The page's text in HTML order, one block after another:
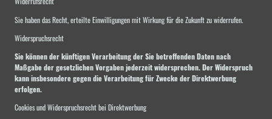
Sie haben das Recht, erteilte Einwilligungen mit Wirkung für die Zukunft zu widerrufen.
Widerspruchsrecht
Sie können der künftigen Verarbeitung der Sie betreffenden Daten nach
Maßgabe der gesetzlichen Vorgaben jederzeit widersprechen. Der Widerspruch
kann insbesondere gegen die Verarbeitung für Zwecke der Direktwerbung
erfolgen.
Cookies und Widerspruchsrecht bei Direktwerbung